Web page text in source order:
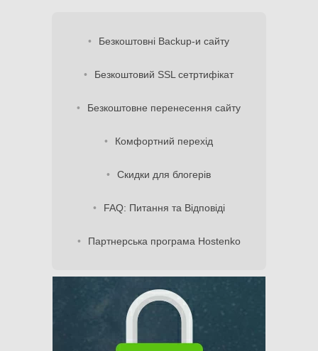
Безкоштовні Backup-и сайту
Безкоштовий SSL сетртифікат
Безкоштовне перенесення сайту
Комфортний перехід
Скидки для блогерів
FAQ: Питання та Відповіді
Партнерська програма Hostenko